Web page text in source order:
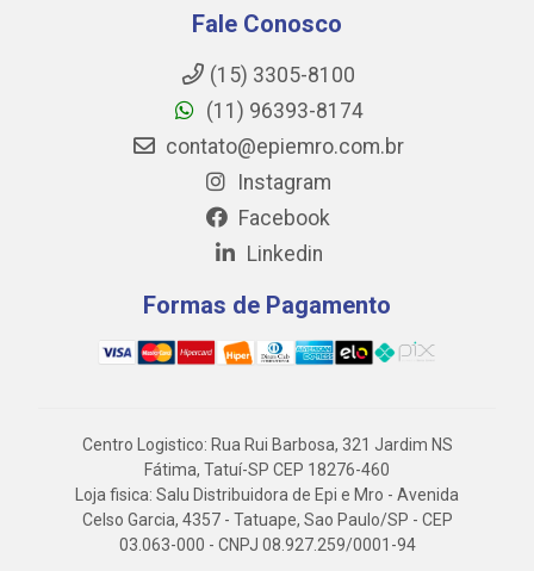
Fale Conosco
(15) 3305-8100
(11) 96393-8174
contato@epiemro.com.br
Instagram
Facebook
Linkedin
Formas de Pagamento
Centro Logistico: Rua Rui Barbosa, 321 Jardim NS
Fátima, Tatuí-SP CEP 18276-460
Loja fisica: Salu Distribuidora de Epi e Mro - Avenida
Celso Garcia, 4357 - Tatuape, Sao Paulo/SP - CEP
03.063-000 - CNPJ 08.927.259/0001-94